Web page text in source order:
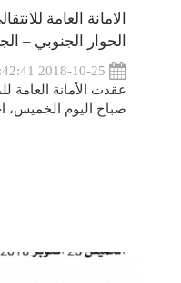
الامانة العامة
الحوار الجنوبي –
عقدت الأمانة العامة
صباح اليوم الخميس،